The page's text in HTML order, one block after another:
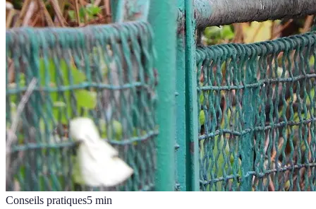
Conseils pratiques5 min